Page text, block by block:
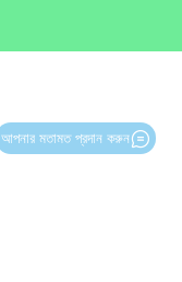
আপনার মতামত প্রদান করুন